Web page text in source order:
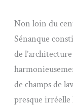
Non loin du
Sénanque
de
de champs de
presque